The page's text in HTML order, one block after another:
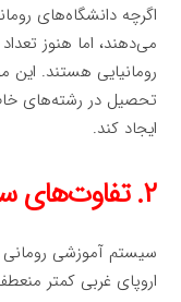
اگرچه دانشگاه‌های
می‌دهند، اما هنوز
رومانیایی هستند.
تحصیل در رشته‌های
ایجاد کند.
۲. تفاوت‌های سیستم آموزشی در رومانی
سیستم آموزشی
اروپای غربی کمتر